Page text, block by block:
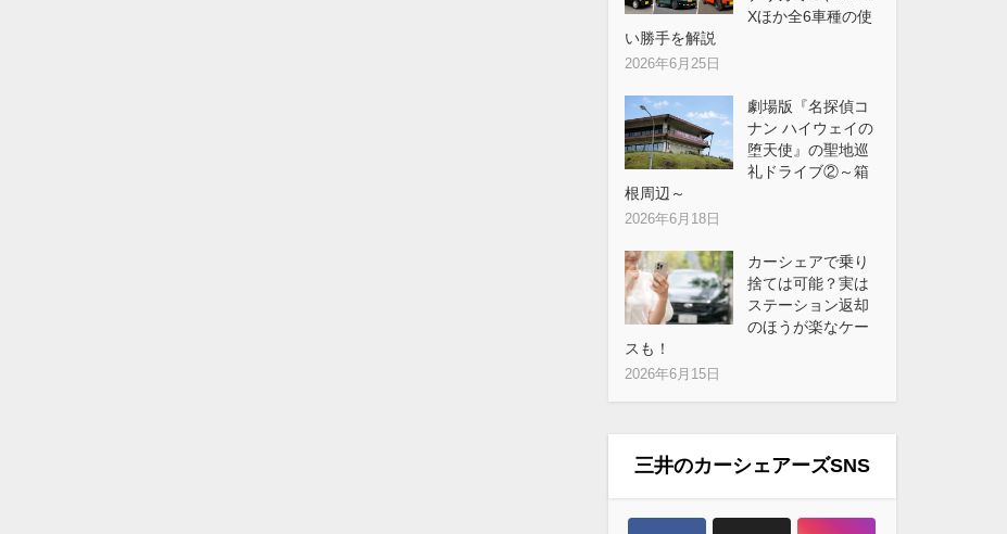
Xほか全6車種の使
い勝手を解説
2026年6月25日
劇場版『名探偵コ
ナン ハイウェイの
堕天使』の聖地巡
礼ドライブ②～箱
根周辺～
2026年6月18日
カーシェアで乗り
捨ては可能？実は
ステーション返却
のほうが楽なケー
スも！
2026年6月15日
三井のカーシェアーズSNS